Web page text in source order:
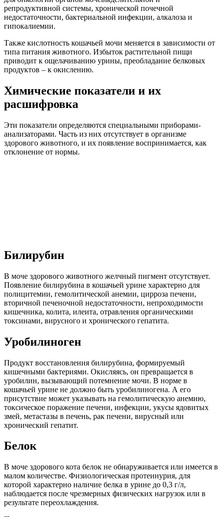
репродуктивной системы, хронической почечной
недостаточности, бактериальной инфекции, алкалоза и
гипокалиемии.
Также кислотность кошачьей мочи меняется в зависимости от
типа питания животного. Избыток растительной пищи
приводит к ощелачиванию урины, преобладание белковых
продуктов – к окислению.
Химические показатели и их
расшифровка
Эти показатели определяются специальными приборами-
анализаторами. Часть из них отсутствует в организме
здорового животного, и их появление воспринимается, как
отклонение от нормы.
Билирубин
В моче здорового животного желчный пигмент отсутствует.
Появление билирубина в кошачьей урине характерно для
полицитемии, гемолитической анемии, цирроза печени,
вторичной печеночной недостаточности, непроходимости
кишечника, колита, илеита, отравления органическими
токсинами, вирусного и хронического гепатита.
Уробилиноген
Продукт восстановления билирубина, формируемый
кишечными бактериями. Окисляясь, он превращается в
уробилин, вызывающий потемнение мочи. В норме в
кошачьей урине не должно быть уробилиногена. А его
присутствие может указывать на гемолитическую анемию,
токсическое поражение печени, инфекции, укусы ядовитых
змей, метастазы в печень, рак печени, вирусный или
хронический гепатит.
Белок
В моче здорового кота белок не обнаруживается или имеется в
малом количестве. Физиологическая протеинурия, для
которой характерно наличие белка в урине до 0,3 г/л,
наблюдается после чрезмерных физических нагрузок или в
результате переохлаждения.